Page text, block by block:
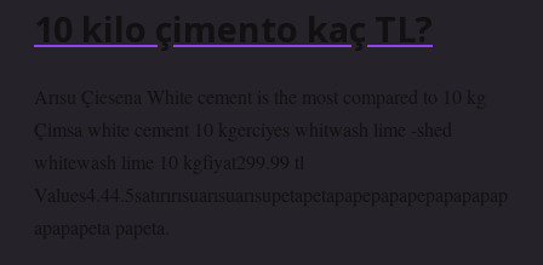
10 kilo çimento kaç TL?
Arısu Çiesena White cement is the most compared to 10 kg
Çimsa white cement 10 kgerciyes whitwash lime -shed
whitewash lime 10 kgfiyat299.99 tl
Values4.44.5satırırısuarısuarısupetapetapapepapapepapapapap
apapapeta papeta.